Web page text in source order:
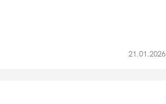
21.01.2026